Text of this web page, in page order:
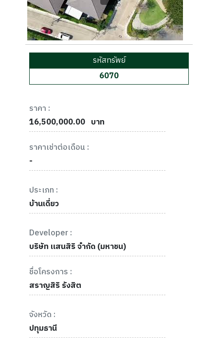
รหัสทรัพย์
6070
ราคา :
16,500,000.00 บาท
ราคาเช่าต่อเดือน :
-
ประเภท :
บ้านเดี่ยว
Developer :
บริษัท แสนสิริ จำกัด (มหาชน)
ชื่อโครงการ :
สราญสิริ รังสิต
จังหวัด :
ปทุมธานี